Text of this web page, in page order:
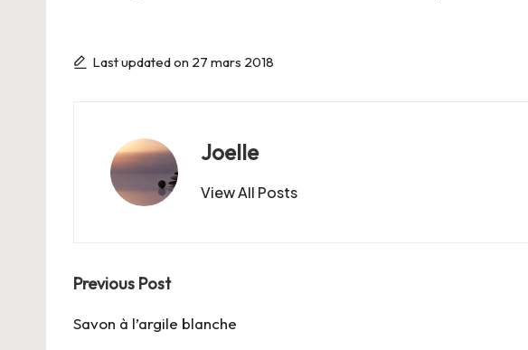
Last updated on 27 mars 2018
Joelle
View All Posts
Post
navigation
Previous Post
Savon à l’argile blanche